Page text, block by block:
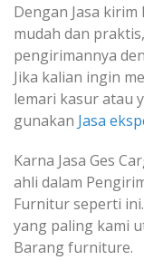
Dengan Jasa
mudah dan
pengirimannya
Jika kalian ingin
lemari kasur atau
gunakan Jasa
Karna Jasa Ges
ahli dalam
Furnitur seperti
yang paling kami
Barang furniture.